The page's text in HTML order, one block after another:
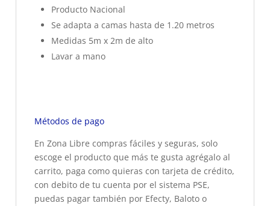
Producto Nacional
Se adapta a camas hasta de 1.20 metros
Medidas 5m x 2m de alto
Lavar a mano
Métodos de pago
En Zona Libre compras fáciles y seguras, solo
escoge el producto que más te gusta agrégalo al
carrito, paga como quieras con tarjeta de crédito,
con debito de tu cuenta por el sistema PSE,
puedas pagar también por Efecty, Baloto o